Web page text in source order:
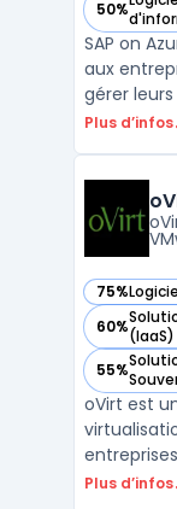
50%
— voir
SAP on
aux
gérer
cloud
Plus d’infos
75%
— voir
60%(IaaS)
— voir
55%
— voir
oVirt est
robuste à
Plus d’infos